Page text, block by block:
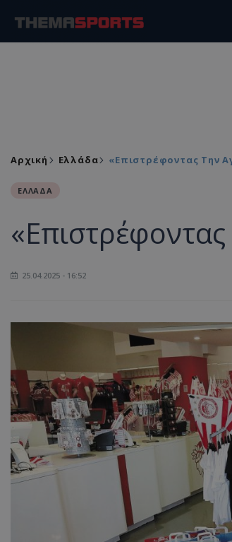
Αρχική Ελλάδα «Επιστρέφοντας Την
ΕΛΛΑΔΑ
25.04.2025 - 16:52